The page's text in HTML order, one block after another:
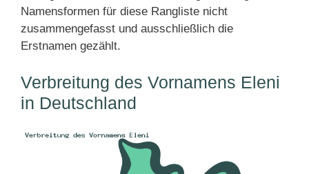
Namensformen für diese Rangliste nicht
zusammengefasst und ausschließlich die
Erstnamen gezählt.
Verbreitung des Vornamens Eleni
in Deutschland